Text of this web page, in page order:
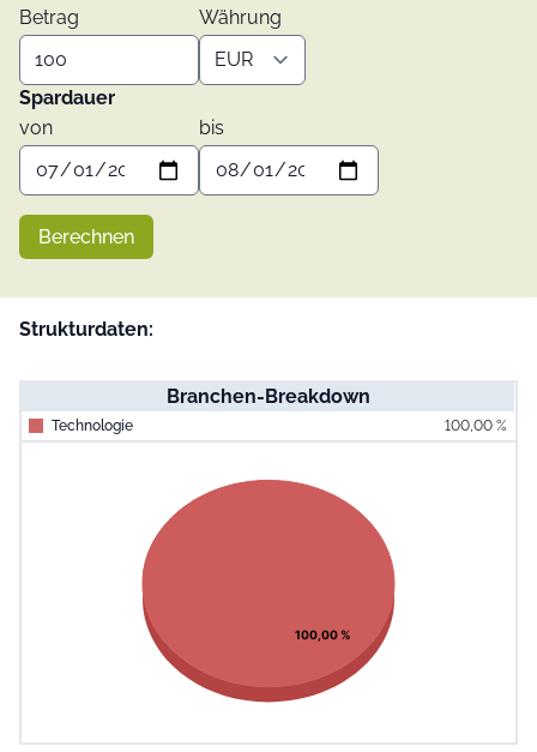
Betrag
Währung
Spardauer
von
bis
Berechnen
Strukturdaten:
Branchen-Breakdown
Technologie 100,00 %
Pie chart with 1 slice.
View as data table, Chart
100,00 %